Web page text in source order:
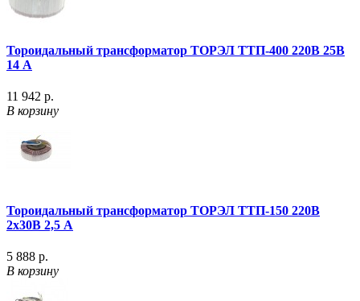
Тороидальный трансформатор ТОРЭЛ ТТП-400 220В 25В
14 А
11 942 р.
В корзину
Тороидальный трансформатор ТОРЭЛ ТТП-150 220В
2х30В 2,5 А
5 888 р.
В корзину